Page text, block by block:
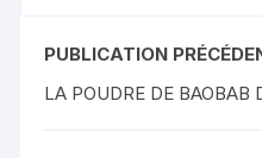
PUBLICATION
LA POUDRE DE BAOBAB